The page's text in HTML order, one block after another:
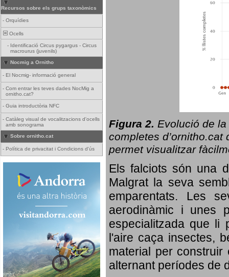
Recursos sobre els grups taxonòmics
- Orquídies
Ocells
- Identificació Circus pygargus - Circus
macrourus (juvenils)
Nocmig a Ornitho
- El Nocmig- informació general
- Com entrar les teves dades NocMig a
ornitho.cat?
- Guia introductòria NFC
- Catàleg visual de vocalitzacions d'ocells
amb sonograma
Sobre ornitho.cat
- Política de privacitat i Condicions d'ús
Figura 2. Evolució de la
completes d’ornitho.cat
permet visualitzar
Els falciots són una
Malgrat la seva
emparentats. Les
aerodinàmic i unes
especialitzada que li
l'aire caça insectes,
material per
alternant períodes de